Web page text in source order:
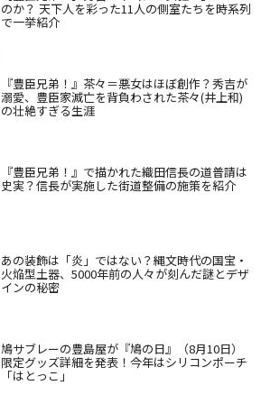
のか？ 天下人を彩った11人の側室たちを時系列
で一挙紹介
『豊臣兄弟！』茶々＝悪女はほぼ創作？秀吉が
溺愛、豊臣家滅亡を背負わされた茶々(井上和)
の壮絶すぎる生涯
『豊臣兄弟！』で描かれた織田信長の道普請は
史実？信長が実施した街道整備の施策を紹介
あの装飾は「炎」ではない？縄文時代の国宝・
火焔型土器、5000年前の人々が刻んだ謎とデザ
インの秘密
鳩サブレーの豊島屋が『鳩の日』（8月10日）
限定グッズ詳細を発表！今年はシリコンポーチ
「はとっこ」